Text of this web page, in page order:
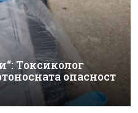
Токсиколог
опасност